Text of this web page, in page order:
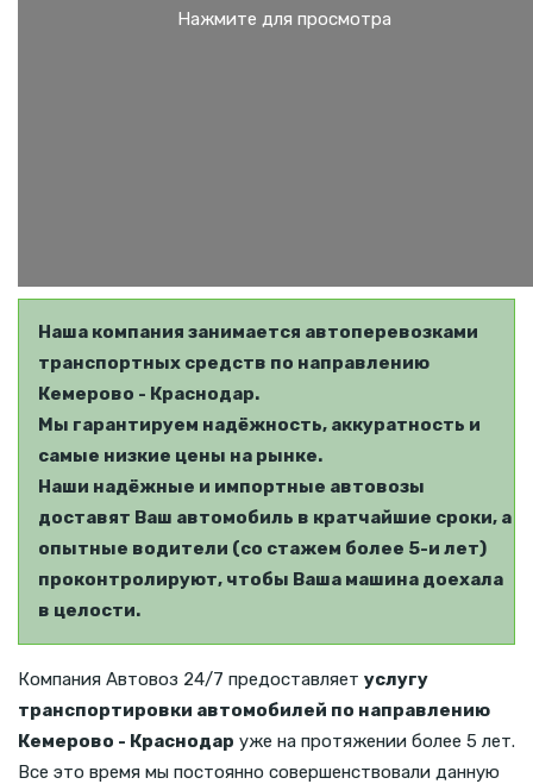
Наша компания занимается автоперевозками
транспортных средств по направлению
Кемерово - Краснодар.
Мы гарантируем надёжность, аккуратность и
самые низкие цены на рынке.
Наши надёжные и импортные автовозы
доставят Ваш автомобиль в кратчайшие сроки, а
опытные водители (со стажем более 5-и лет)
проконтролируют, чтобы Ваша машина доехала
в целости.
Компания Автовоз 24/7 предоставляет услугу
транспортировки автомобилей по направлению
Кемерово - Краснодар уже на протяжении более 5 лет.
Все это время мы постоянно совершенствовали данную